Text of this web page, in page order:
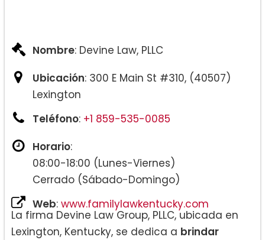
Nombre: Devine Law, PLLC
Ubicación: 300 E Main St #310, (40507)
Lexington
Teléfono: +1 859-535-0085
Horario:
08:00-18:00 (Lunes-Viernes)
Cerrado (Sábado-Domingo)
Web: www.familylawkentucky.com
La firma Devine Law Group, PLLC, ubicada en
Lexington, Kentucky, se dedica a brindar